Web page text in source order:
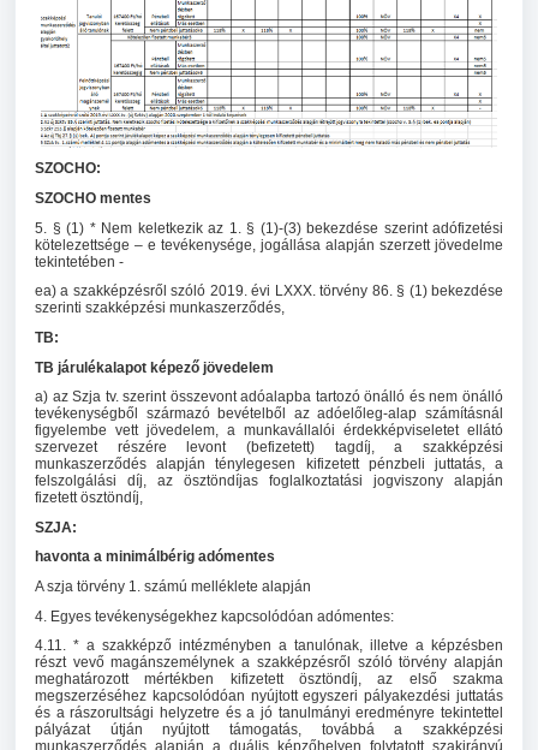
SZOCHO:
SZOCHO mentes
5. § (1) * Nem keletkezik az 1. § (1)-(3) bekezdése szerint adófizetési
kötelezettsége – e tevékenysége, jogállása alapján szerzett jövedelme
tekintetében -
ea) a szakképzésről szóló 2019. évi LXXX. törvény 86. § (1) bekezdése
szerinti szakképzési munkaszerződés,
TB:
TB járulékalapot képező jövedelem
a) az Szja tv. szerint összevont adóalapba tartozó önálló és nem önálló
tevékenységből származó bevételből az adóelőleg-alap számításnál
figyelembe vett jövedelem, a munkavállalói érdekképviseletet ellátó
szervezet részére levont (befizetett) tagdíj, a szakképzési
munkaszerződés alapján ténylegesen kifizetett pénzbeli juttatás, a
felszolgálási díj, az ösztöndíjas foglalkoztatási jogviszony alapján
fizetett ösztöndíj,
SZJA:
havonta a minimálbérig adómentes
A szja törvény 1. számú melléklete alapján
4. Egyes tevékenységekhez kapcsolódóan adómentes:
4.11. * a szakképző intézményben a tanulónak, illetve a képzésben
részt vevő magánszemélynek a szakképzésről szóló törvény alapján
meghatározott mértékben kifizetett ösztöndíj, az első szakma
megszerzéséhez kapcsolódóan nyújtott egyszeri pályakezdési juttatás
és a rászorultsági helyzetre és a jó tanulmányi eredményre tekintettel
pályázat útján nyújtott támogatás, továbbá a szakképzési